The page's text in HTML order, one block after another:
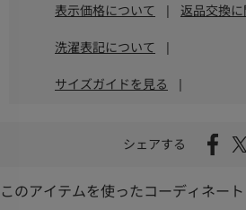
表示価格について | 返品交換
洗濯表記について |
サイズガイドを見る |
シェアする
このアイテムを使ったコーディネート